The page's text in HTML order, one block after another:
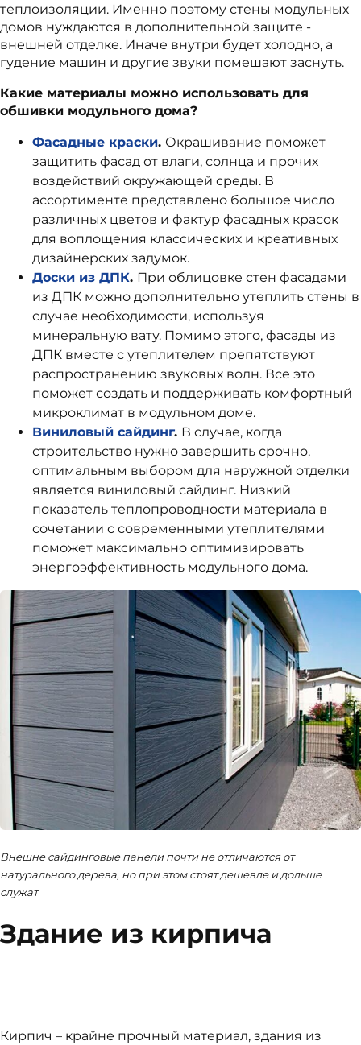
теплоизоляции. Именно поэтому стены модульных
домов нуждаются в дополнительной защите -
внешней отделке. Иначе внутри будет холодно, а
гудение машин и другие звуки помешают заснуть.
Какие материалы можно использовать для
обшивки модульного дома?
Фасадные краски. Окрашивание поможет
защитить фасад от влаги, солнца и прочих
воздействий окружающей среды. В
ассортименте представлено большое число
различных цветов и фактур фасадных красок
для воплощения классических и креативных
дизайнерских задумок.
Доски из ДПК. При облицовке стен фасадами
из ДПК можно дополнительно утеплить стены в
случае необходимости, используя
минеральную вату. Помимо этого, фасады из
ДПК вместе с утеплителем препятствуют
распространению звуковых волн. Все это
поможет создать и поддерживать комфортный
микроклимат в модульном доме.
Виниловый сайдинг. В случае, когда
строительство нужно завершить срочно,
оптимальным выбором для наружной отделки
является виниловый сайдинг. Низкий
показатель теплопроводности материала в
сочетании с современными утеплителями
поможет максимально оптимизировать
энергоэффективность модульного дома.
Внешне сайдинговые панели почти не отличаются от
натурального дерева, но при этом стоят дешевле и дольше
служат
Здание из кирпича
Кирпич – крайне прочный материал, здания из